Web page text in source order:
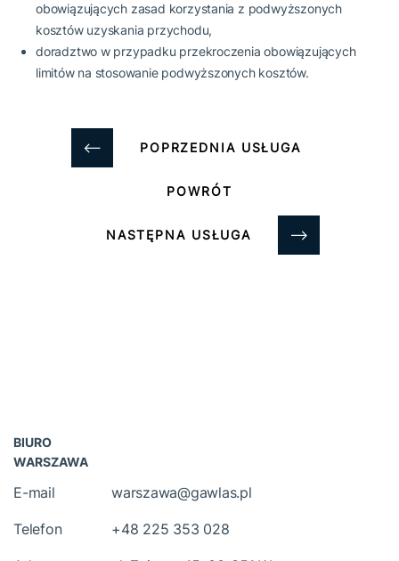
obowiązujących zasad korzystania z podwyższonych
kosztów uzyskania przychodu,
doradztwo w przypadku przekroczenia obowiązujących
limitów na stosowanie podwyższonych kosztów.
POPRZEDNIA USŁUGA
POWRÓT
NASTĘPNA USŁUGA
BIURO
WARSZAWA
E-mail warszawa@gawlas.pl
Telefon +48 225 353 028